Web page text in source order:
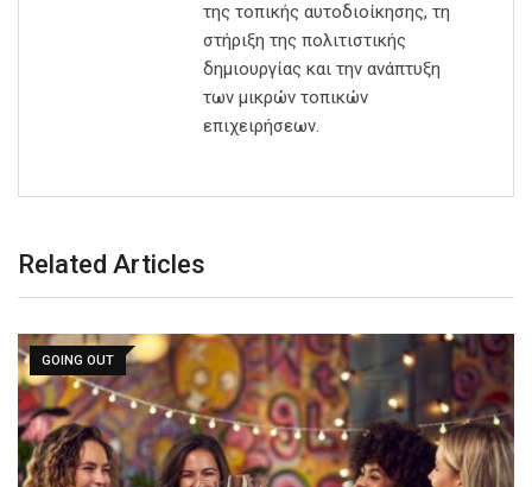
της τοπικής αυτοδιοίκησης, τη
στήριξη της πολιτιστικής
δημιουργίας και την ανάπτυξη
των μικρών τοπικών
επιχειρήσεων.
Related Articles
GOING OUT